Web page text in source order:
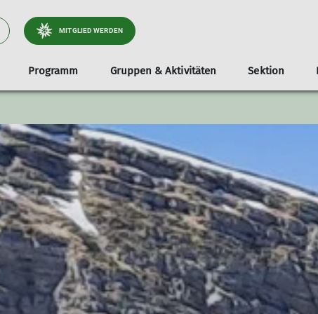
MITGLIED WERDEN
Programm
Infos & Anmeldung
Teilnahmevoraussetzung
Ausrüstungsliste
Schwierigkeitsbewertung
Gruppen & Aktivitäten
Klettergruppe
Familien
Familienbouldern in Otterfing
Sektion
& Wege
& Naturschutz
Stützpunkte
Unsere Gamshütte
Unsere Otterfinger Boulderstage
Otterfinger Schrebergarten
DAV Kletter- u. Boulderzentrum Obb. Süd
Services
Ausrüstungsverleih
Bibliothek
Mitgliedsdaten ändern
Digitaler Ausweis
Mitfahrzentrale
Dokumente